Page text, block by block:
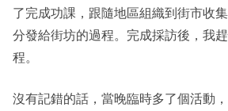
了完成功課，跟隨地區組織到街市收
分發給街坊的過程。完成採訪後，我
程。
沒有記錯的話，當晚臨時多了個活動